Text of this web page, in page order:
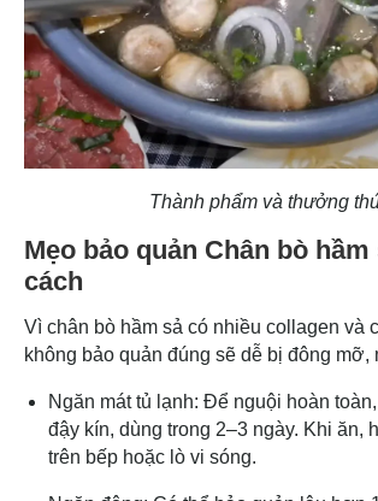
Thành phẩm và thưởng
Mẹo bảo quản Chân bò hầm
cách
Vì chân bò hầm sả có nhiều collagen và
không bảo quản đúng sẽ dễ bị đông mỡ,
Ngăn mát tủ lạnh: Để nguội hoàn
đậy kín, dùng trong 2–3 ngày. Khi ăn,
trên bếp hoặc lò vi sóng.